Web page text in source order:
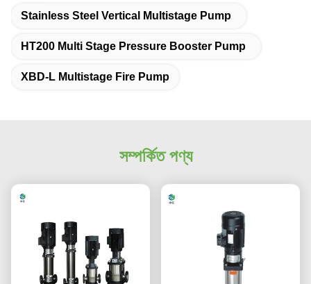
Stainless Steel Vertical Multistage Pump
HT200 Multi Stage Pressure Booster Pump
XBD-L Multistage Fire Pump
সম্পর্কিত পণ্য